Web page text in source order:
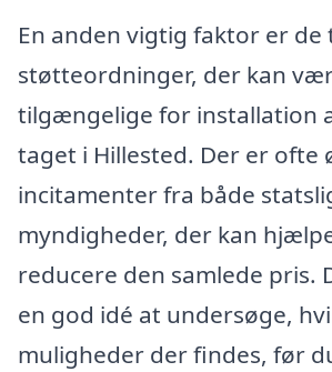
En anden vigtig faktor er de
støtteordninger, der kan
tilgængelige for installation
taget i Hillested. Der er ofte
incitamenter fra både
myndigheder, der kan
reducere den samlede pris.
en god idé at undersøge,
muligheder der findes, før